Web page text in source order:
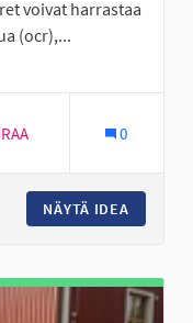
voivat harrastaa
(ocr),...
Seinäjoki
0
NÄYTÄ IDEA